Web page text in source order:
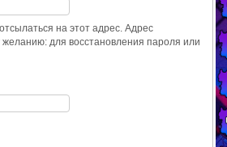
на этот адрес. Адрес
желанию: для восстановления пароля или